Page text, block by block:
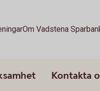
Om Vadstena
Kontakta